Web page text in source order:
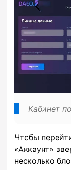
Кабинет
Чтобы
«Аккаунт»
несколько